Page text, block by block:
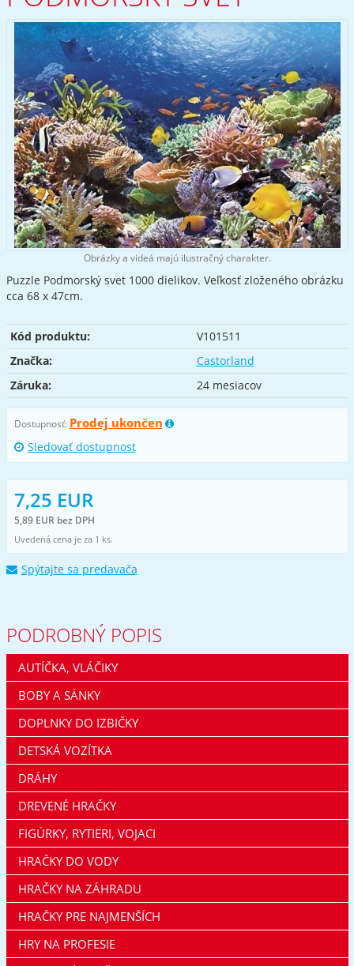
Obrázky a videá majú ilustračný charakter.
Puzzle Podmorský svet 1000 dielikov. Veľkosť zloženého obrázku
cca 68 x 47cm.
Kód produktu:
V101511
Značka:
Castorland
Záruka:
24 mesiacov
Dostupnosť: Prodej ukončen
Sledovať dostupnost
7,25 EUR
5,89 EUR bez DPH
Uvedená cena je za 1 ks.
Spýtajte sa predavača
PODROBNÝ POPIS
AUTÍČKA, VLÁČIKY
BOBY A SÁNKY
DOPLNKY DO IZBIČKY
DETSKÁ VOZÍTKA
DRÁHY
DREVENÉ HRAČKY
FIGÚRKY, RYTIERI, VOJACI
HRAČKY DO VODY
HRAČKY NA ZÁHRADU
HRAČKY PRE NAJMENŠÍCH
HRY NA PROFESIE